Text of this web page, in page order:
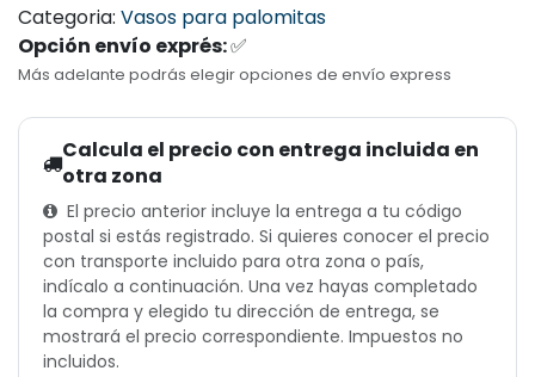
Categoria: Vasos para palomitas
Opción envío exprés:✅
Más adelante podrás elegir opciones de envío express
Calcula el precio con entrega incluida en
otra zona
El precio anterior incluye la entrega a tu código
postal si estás registrado. Si quieres conocer el precio
con transporte incluido para otra zona o país,
indícalo a continuación. Una vez hayas completado
la compra y elegido tu dirección de entrega, se
mostrará el precio correspondiente. Impuestos no
incluidos.